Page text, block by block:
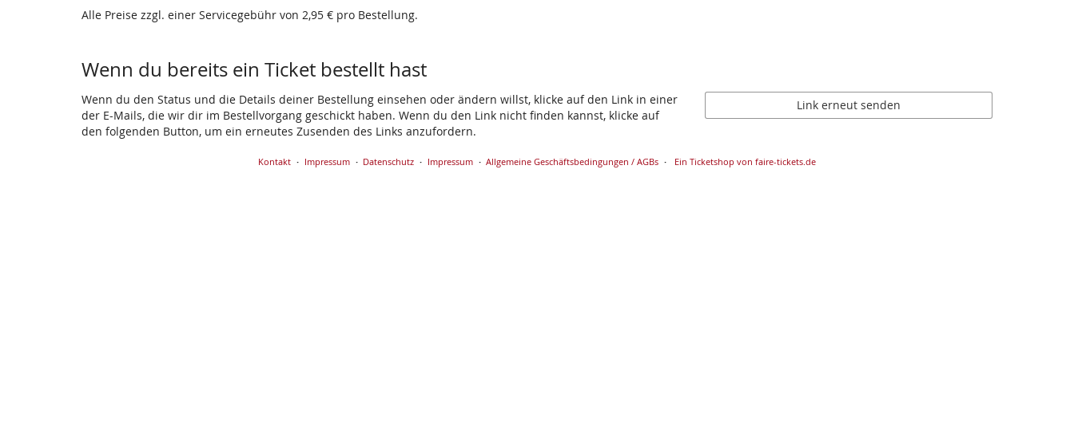
Alle Preise zzgl. einer Servicegebühr von 2,95 € pro Bestellung.
Wenn du bereits ein Ticket bestellt hast
Wenn du den Status und die Details deiner Bestellung einsehen oder ändern willst, klicke auf den Link in einer
der E-Mails, die wir dir im Bestellvorgang geschickt haben. Wenn du den Link nicht finden kannst, klicke auf
den folgenden Button, um ein erneutes Zusenden des Links anzufordern.
Link erneut senden
Kontakt Impressum Datenschutz Impressum Allgemeine Geschäftsbedingungen / AGBs Ein Ticketshop von faire-tickets.de